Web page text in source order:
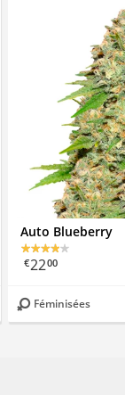
Auto Blueberry
€2200
Féminisées